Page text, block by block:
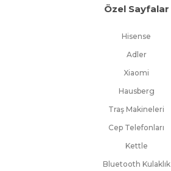
Özel Sayfalar
Hisense
Adler
Xiaomi
Hausberg
Traş Makineleri
Cep Telefonları
Kettle
Bluetooth Kulaklık